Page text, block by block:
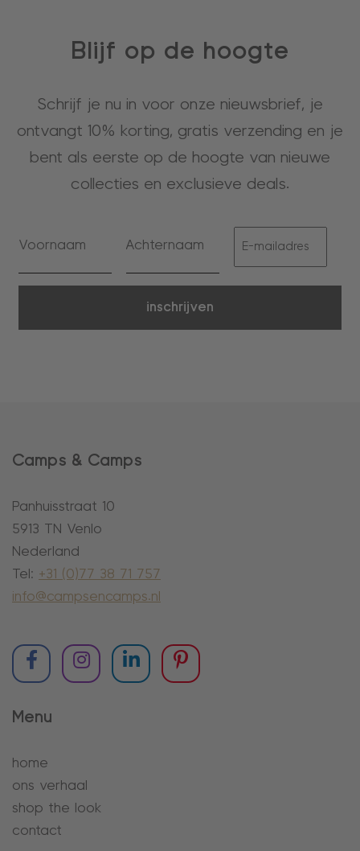
Blijf op de hoogte
Schrijf je nu in voor onze nieuwsbrief, je
ontvangt 10% korting, gratis verzending en je
bent als eerste op de hoogte van nieuwe
collecties en exclusieve deals.
inschrijven
Camps & Camps
Panhuisstraat 10
5913 TN Venlo
Nederland
Tel: +31 (0)77 38 71 757
info@campsencamps.nl
Menu
home
ons verhaal
shop the look
contact